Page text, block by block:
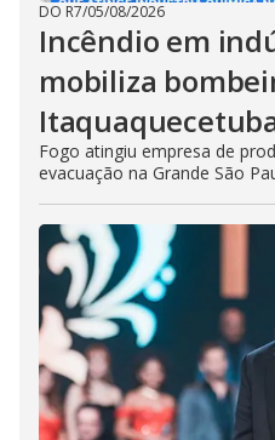
DO R7/05/08/2026
Incêndio em
mobiliza
Fogo atingiu empresa de
evacuação na Grande São